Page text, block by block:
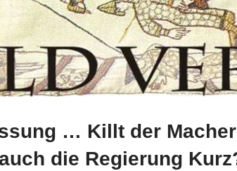
… Killt der
die Regierung